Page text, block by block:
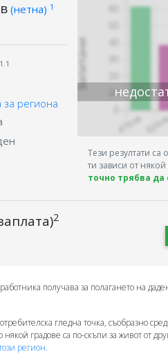
(нетна) 1
1.1
за региона
Тези резултати
ти зависи от
точно трябва да
2
получава за полагането на
гледна точка, съобразно
някой градове са по-скъпи за живот от
регион.